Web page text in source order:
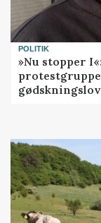
POLITIK
»Nu stopper
gødskningslov